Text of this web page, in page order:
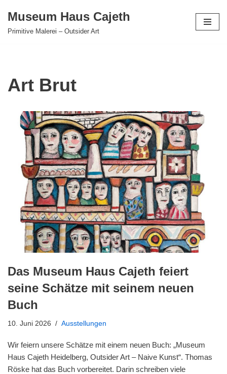
Zum
Museum Haus Cajeth
Primitive Malerei – Outsider Art
Art Brut
Das Museum Haus Cajeth feiert
seine Schätze mit seinem neuen
Buch
10. Juni 2026 Ausstellungen
Wir feiern unsere Schätze mit einem neuen Buch: „Museum
Haus Cajeth Heidelberg, Outsider Art – Naive Kunst“. Thomas
Röske hat das Buch vorbereitet. Darin schreiben viele